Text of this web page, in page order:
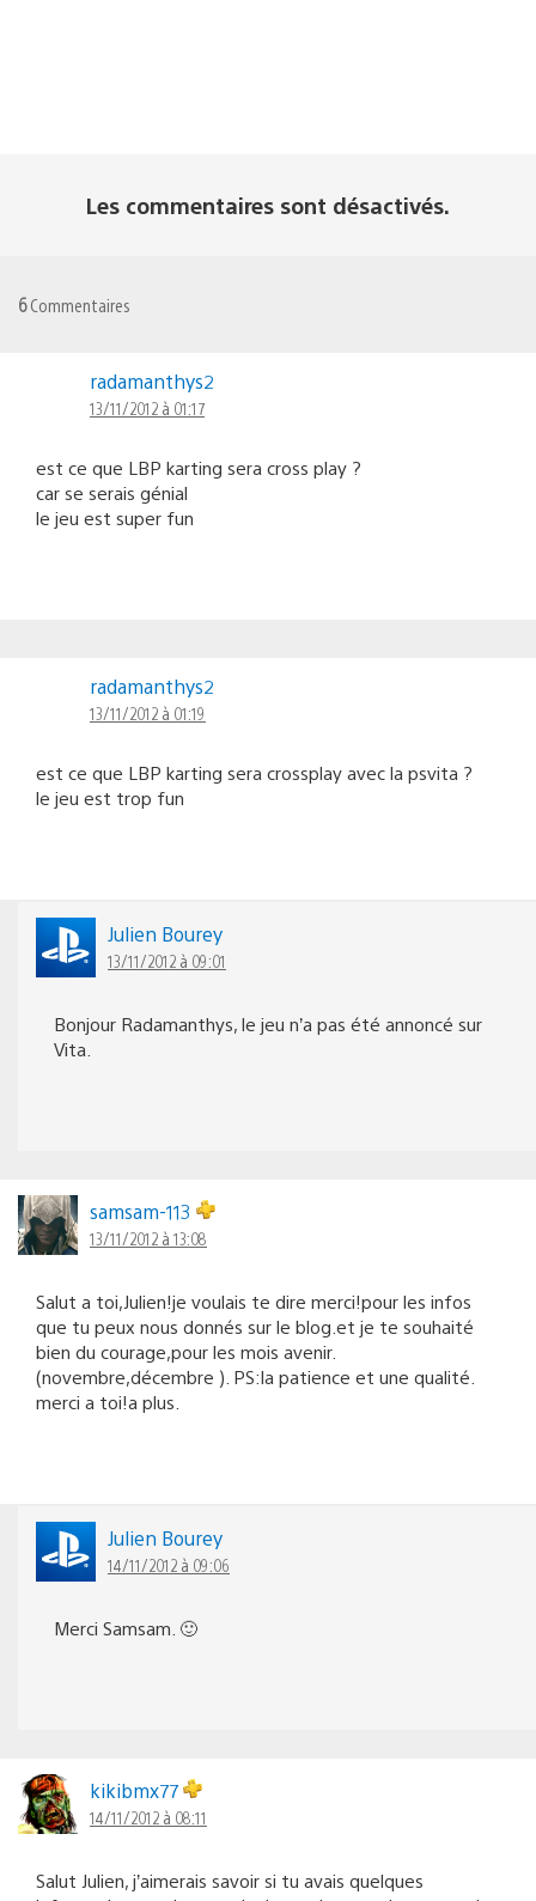
Les commentaires sont désactivés.
6Commentaires
radamanthys2
13/11/2012 à 01:17
est ce que LBP karting sera cross play ?
car se serais génial
le jeu est super fun
radamanthys2
13/11/2012 à 01:19
est ce que LBP karting sera crossplay avec la psvita ?
le jeu est trop fun
Julien Bourey
13/11/2012 à 09:01
Bonjour Radamanthys, le jeu n’a pas été annoncé sur
Vita.
samsam-113
13/11/2012 à 13:08
Salut a toi,Julien!je voulais te dire merci!pour les infos
que tu peux nous donnés sur le blog.et je te souhaité
bien du courage,pour les mois avenir.
(novembre,décembre ). PS:la patience et une qualité.
merci a toi!a plus.
Julien Bourey
14/11/2012 à 09:06
Merci Samsam. 🙂
kikibmx77
14/11/2012 à 08:11
Salut Julien, j’aimerais savoir si tu avais quelques